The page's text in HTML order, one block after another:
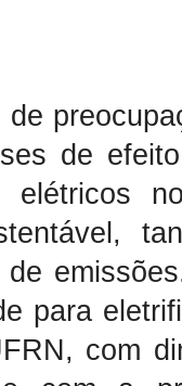
de
de
elétricos
para
com